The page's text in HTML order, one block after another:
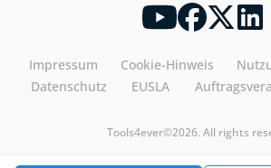
Impressum Cookie-Hinweis
Datenschutz
EUSLA
Tools4ever©2026. All rights